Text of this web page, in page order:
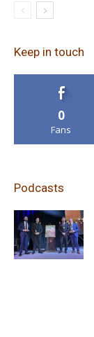
Keep in touch
0
Fans
Podcasts